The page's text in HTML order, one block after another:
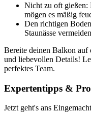
Nicht zu oft gießen:
mögen es mäßig
Den richtigen
Staunässe
Bereite deinen Balkon
und liebevollen Details!
perfektes Team.
Expertentipps &
Jetzt geht's ans